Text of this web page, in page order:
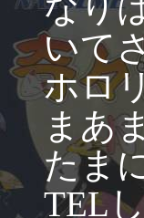
いて
ホロ
まあ
たま
TEL